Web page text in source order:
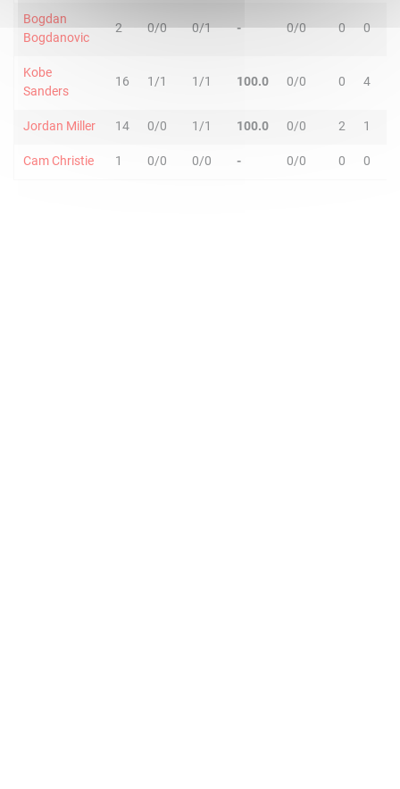
Bogdan
Bogdanovic
2 0/0 0/1 - 0/0 0 0
Kobe
Sanders
16 1/1 1/1 100.0 0/0 0 4
Jordan Miller 14 0/0 1/1 100.0 0/0 2 1
Cam Christie 1 0/0 0/0 - 0/0 0 0